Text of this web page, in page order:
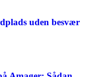
uden besvær